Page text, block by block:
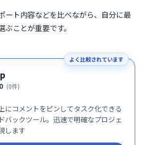
ート内容などを比べながら、自分に最
ぶことが重要です。
よく比較されています
(0件)
にコメントをピンしてタスク化できる
バックツール。迅速で明確なプロジェ
します